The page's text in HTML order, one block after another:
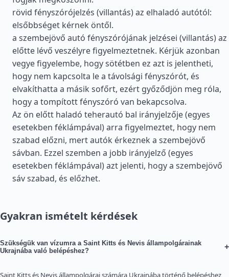
rövid fényszórójelzés (villantás) az elhaladó autótól:
elsőbbséget kérnek öntől.
a szembejövő autó fényszórójának jelzései (villantás) az
előtte lévő veszélyre figyelmeztetnek. Kérjük azonban
vegye figyelembe, hogy sötétben ez azt is jelentheti,
hogy nem kapcsolta le a távolsági fényszórót, és
elvakíthatta a másik sofőrt, ezért győződjön meg róla,
hogy a tompított fényszóró van bekapcsolva.
Az ön előtt haladó teherautó bal irányjelzője (egyes
esetekben féklámpával) arra figyelmeztet, hogy nem
szabad előzni, mert autók érkeznek a szembejövő
sávban. Ezzel szemben a jobb irányjelző (egyes
esetekben féklámpával) azt jelenti, hogy a szembejövő
sáv szabad, és előzhet.
Gyakran ismételt kérdések
Szükségük van vízumra a Saint Kitts és Nevis állampolgárainak
Ukrajnába való belépéshez?
+
Saint Kitts és Nevis állampolgárai számára Ukrajnába történő belépéshez